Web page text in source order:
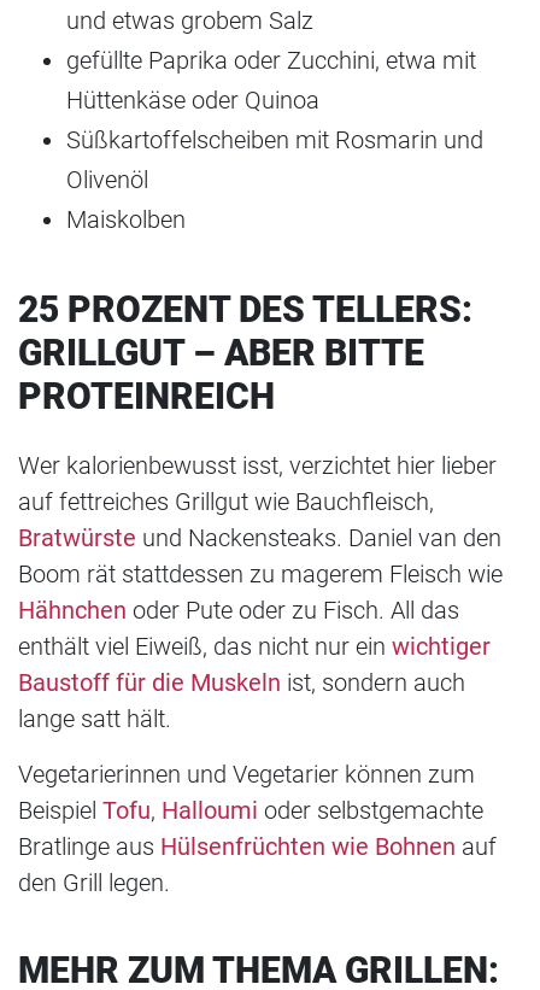
und etwas grobem Salz
gefüllte Paprika oder Zucchini, etwa mit
Hüttenkäse oder Quinoa
Süßkartoffelscheiben mit Rosmarin und
Olivenöl
Maiskolben
25 PROZENT DES TELLERS:
GRILLGUT – ABER BITTE
PROTEINREICH
Wer kalorienbewusst isst, verzichtet hier lieber
auf fettreiches Grillgut wie Bauchfleisch,
Bratwürste und Nackensteaks. Daniel van den
Boom rät stattdessen zu magerem Fleisch wie
Hähnchen oder Pute oder zu Fisch. All das
enthält viel Eiweiß, das nicht nur ein wichtiger
Baustoff für die Muskeln ist, sondern auch
lange satt hält.
Vegetarierinnen und Vegetarier können zum
Beispiel Tofu, Halloumi oder selbstgemachte
Bratlinge aus Hülsenfrüchten wie Bohnen auf
den Grill legen.
MEHR ZUM THEMA GRILLEN: